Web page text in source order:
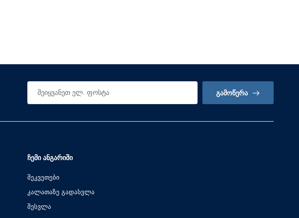
ᲒᲐᲛᲝᲬᲔᲠᲐ
ᲩᲔᲛᲘ ᲐᲜᲒᲐᲠᲘᲨᲘ
შეკვეთები
კალათაზე გადასვლა
შესვლა